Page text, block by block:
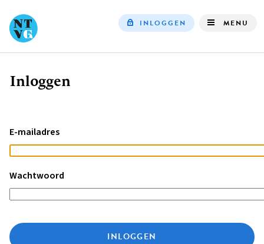
INLOGGEN MENU
Kruimelpad
Inloggen
E-mailadres
Wachtwoord
INLOGGEN